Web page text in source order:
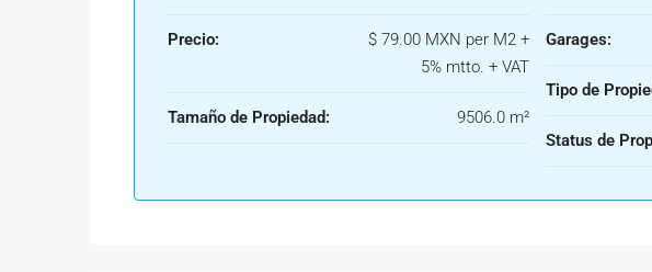
Precio:
$ 79.00 MXN per M2 +
5% mtto. + VAT
Tamaño de Propiedad: 9506.0 m²
Garages:
Tipo de
Status de